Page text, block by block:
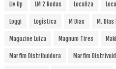
Liv Up LM 2 Rodas Localiza
Loggi Logística M Dias M.
Magazine Luiza Magnum Tires
Marfim Distribuidora Marfim